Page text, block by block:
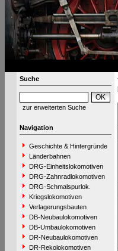
Suche
zur erweiterten Suche
Navigation
Geschichte & Hintergründe
Länderbahnen
DRG-Einheitslokomotiven
DRG-Zahnradlokomotiven
DRG-Schmalspurlok.
Kriegslokomotiven
Verlagerungsbauten
DB-Neubaulokomotiven
DB-Umbaulokomotiven
DR-Neubaulokomotiven
DR-Rekolokomotiven